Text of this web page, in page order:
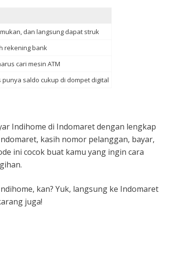
dan langsung dapat struk
rekening bank
cari mesin ATM
saldo cukup di dompet digital
Indihome di Indomaret dengan lengkap
kasih nomor pelanggan, bayar,
ini cocok buat kamu yang ingin cara
kan? Yuk, langsung ke Indomaret
juga!